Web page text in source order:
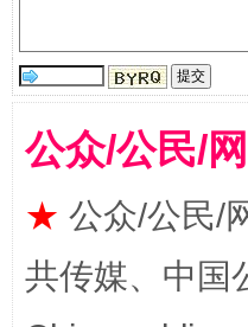
全民健身五年计划来
公众/公民/
★ 公众/公民/
共传媒、中国